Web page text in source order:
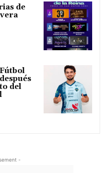
de
del
-